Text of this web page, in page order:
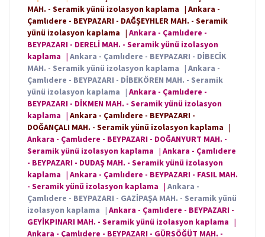
MAH. - Seramik yünü izolasyon kaplama | Ankara -
Çamlıdere - BEYPAZARI - DAĞŞEYHLER MAH. - Seramik
yünü izolasyon kaplama | Ankara - Çamlıdere -
BEYPAZARI - DERELİ MAH. - Seramik yünü izolasyon
kaplama | Ankara - Çamlıdere - BEYPAZARI - DİBECİK
MAH. - Seramik yünü izolasyon kaplama | Ankara -
Çamlıdere - BEYPAZARI - DİBEKÖREN MAH. - Seramik
yünü izolasyon kaplama | Ankara - Çamlıdere -
BEYPAZARI - DİKMEN MAH. - Seramik yünü izolasyon
kaplama | Ankara - Çamlıdere - BEYPAZARI -
DOĞANÇALI MAH. - Seramik yünü izolasyon kaplama |
Ankara - Çamlıdere - BEYPAZARI - DOĞANYURT MAH. -
Seramik yünü izolasyon kaplama | Ankara - Çamlıdere
- BEYPAZARI - DUDAŞ MAH. - Seramik yünü izolasyon
kaplama | Ankara - Çamlıdere - BEYPAZARI - FASIL MAH.
- Seramik yünü izolasyon kaplama | Ankara -
Çamlıdere - BEYPAZARI - GAZİPAŞA MAH. - Seramik yünü
izolasyon kaplama | Ankara - Çamlıdere - BEYPAZARI -
GEYİKPINARI MAH. - Seramik yünü izolasyon kaplama |
Ankara - Çamlıdere - BEYPAZARI - GÜRSÖĞÜT MAH. -